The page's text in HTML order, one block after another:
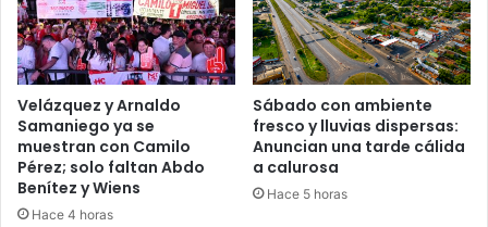
Velázquez y Arnaldo
Samaniego ya se
muestran con Camilo
Pérez; solo faltan Abdo
Benítez y Wiens
Hace 4 horas
Sábado con ambiente
fresco y lluvias dispersas:
Anuncian una tarde cálida
a calurosa
Hace 5 horas